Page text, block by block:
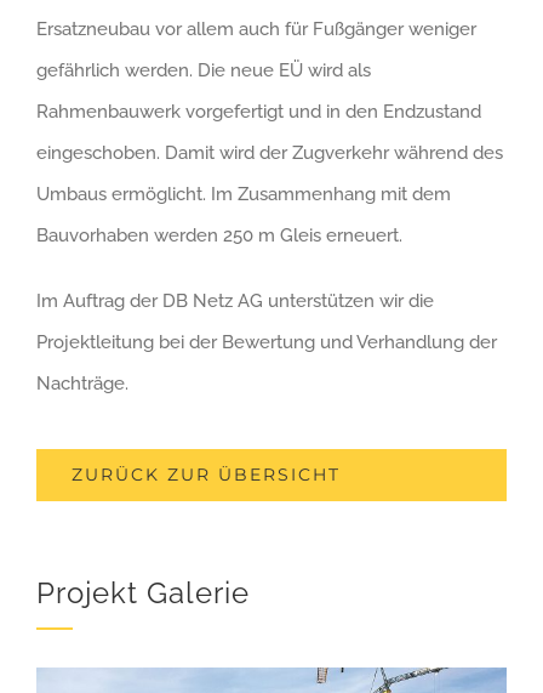
Ersatzneubau vor allem auch für Fußgänger weniger
gefährlich werden. Die neue EÜ wird als
Rahmenbauwerk vorgefertigt und in den Endzustand
eingeschoben. Damit wird der Zugverkehr während des
Umbaus ermöglicht. Im Zusammenhang mit dem
Bauvorhaben werden 250 m Gleis erneuert.
Im Auftrag der DB Netz AG unterstützen wir die
Projektleitung bei der Bewertung und Verhandlung der
Nachträge.
ZURÜCK ZUR ÜBERSICHT
Projekt Galerie